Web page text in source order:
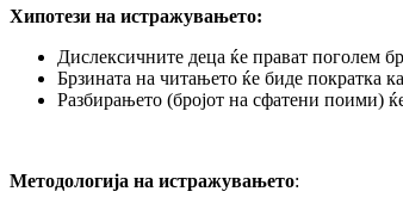
Хипотези на истражувањето:
Дислексичните деца ќе прават поголем
Брзината на читањето ќе биде пократка
Разбирањето (бројот на сфатени поими)
Методологија на истражувањето: